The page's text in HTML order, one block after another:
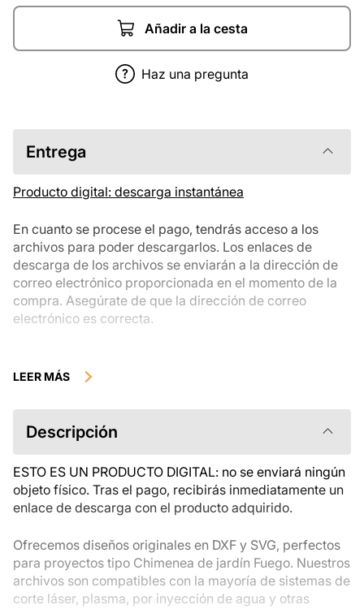
Añadir a la cesta
Haz una pregunta
Entrega
Producto digital: descarga instantánea
En cuanto se procese el pago, tendrás acceso a los
archivos para poder descargarlos. Los enlaces de
descarga de los archivos se enviarán a la dirección de
correo electrónico proporcionada en el momento de la
compra. Asegúrate de que la dirección de correo
electrónico es correcta.
instantánea no se pueden devolver, cambiar ni cancelar
descripción del producto atentamente antes de
comprarlo y que te pongas en contacto con nosotros si
tienes alguna duda. Si tienes problemas con el pedido,
ponte en contacto directamente con el vendedor.
LEER MÁS
Descripción
ESTO ES UN PRODUCTO DIGITAL: no se enviará ningún
objeto físico. Tras el pago, recibirás inmediatamente un
enlace de descarga con el producto adquirido.
Ofrecemos diseños originales en DXF y SVG, perfectos
para proyectos tipo Chimenea de jardín Fuego. Nuestros
archivos son compatibles con la mayoría de sistemas de
corte láser, plasma, por inyección de agua y otras